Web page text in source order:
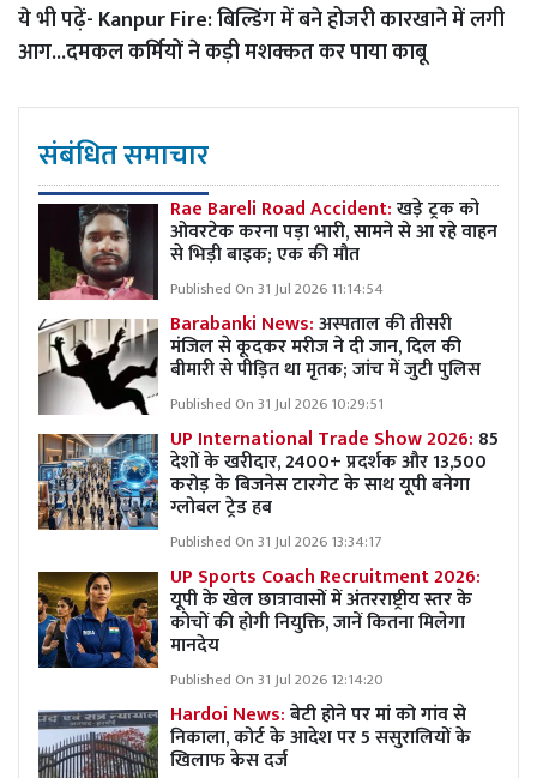
ये भी पढ़ें- Kanpur Fire: बिल्डिंग में बने होजरी कारखाने में लगी
आग...दमकल कर्मियों ने कड़ी मशक्कत कर पाया काबू
संबंधित समाचार
Rae Bareli Road Accident:खड़े ट्रक को
ओवरटेक करना पड़ा भारी, सामने से आ रहे वाहन
से भिड़ी बाइक; एक की मौत
Published On 31 Jul 2026 11:14:54
Barabanki News:अस्पताल की तीसरी
मंजिल से कूदकर मरीज ने दी जान, दिल की
बीमारी से पीड़ित था मृतक; जांच में जुटी पुलिस
Published On 31 Jul 2026 10:29:51
UP International Trade Show 2026: 85
देशों के खरीदार, 2400+ प्रदर्शक और 13,500
करोड़ के बिजनेस टारगेट के साथ यूपी बनेगा
ग्लोबल ट्रेड हब
Published On 31 Jul 2026 13:34:17
UP Sports Coach Recruitment 2026:
यूपी के खेल छात्रावासों में अंतरराष्ट्रीय स्तर के
कोचों की होगी नियुक्ति, जानें कितना मिलेगा
मानदेय
Published On 31 Jul 2026 12:14:20
Hardoi News:बेटी होने पर मां को गांव से
निकाला, कोर्ट के आदेश पर 5 ससुरालियों के
खिलाफ केस दर्ज